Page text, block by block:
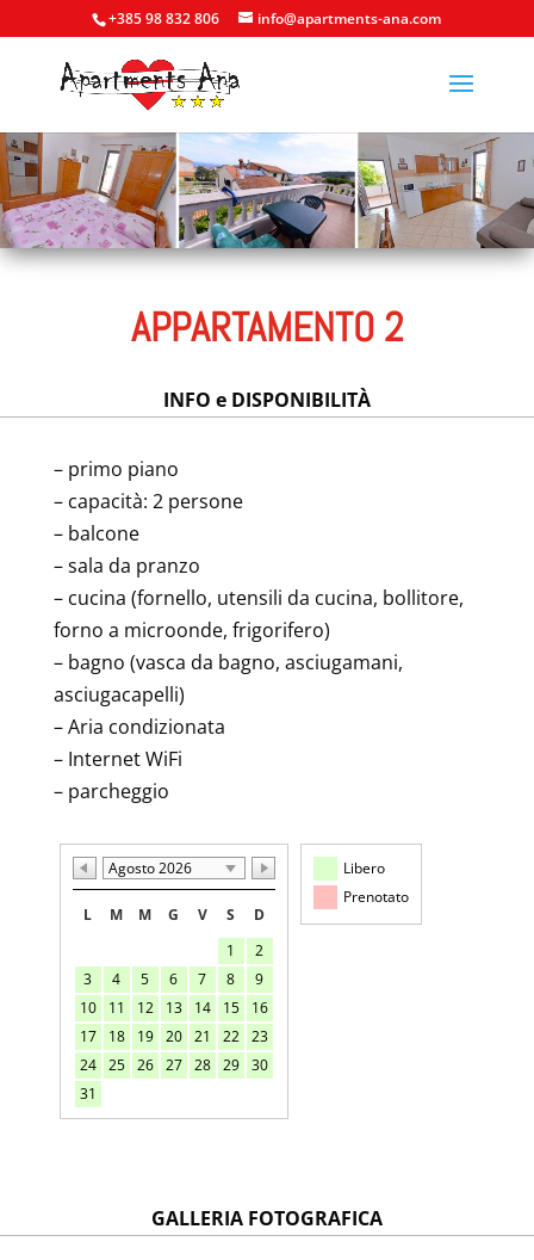
+385 98 832 806 info@apartments-ana.com
APPARTAMENTO 2
INFO e DISPONIBILITÀ
– primo piano
– capacità: 2 persone
– balcone
– sala da pranzo
– cucina (fornello, utensili da cucina, bollitore,
forno a microonde, frigorifero)
– bagno (vasca da bagno, asciugamani,
asciugacapelli)
– Aria condizionata
– Internet WiFi
– parcheggio
Agosto 2026
L M M G V S
D
1
2
3
4 5 6 7 8
9
10
11 12 13 14 15
16
17
18 19 20 21 22
23
24
25 26 27 28 29
30
31
Libero
Prenotato
GALLERIA FOTOGRAFICA